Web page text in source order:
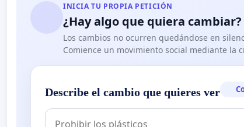
INICIA TU PROPIA PETICIÓN
¿Hay algo que quiera cambiar?
Los cambios no ocurren quedándose en
Comience un movimiento social mediante la
Describe el cambio que quieres ver